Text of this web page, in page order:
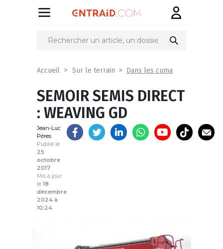
Partager
Accueil Sur le terrain Dans les cuma
SEMOIR SEMIS DIRECT
: WEAVING GD
Jean-Luc
Péres
Publié le
25
octobre
2017
Mis à jour
le 18
décembre
2024 à
10:24